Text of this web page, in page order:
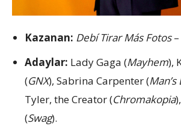
Kazanan: Debí Tirar Más Fotos–
Adaylar: Lady Gaga (Mayhem),
(GNX), Sabrina Carpenter (
Tyler, the Creator (Chromakopia
(Swag).